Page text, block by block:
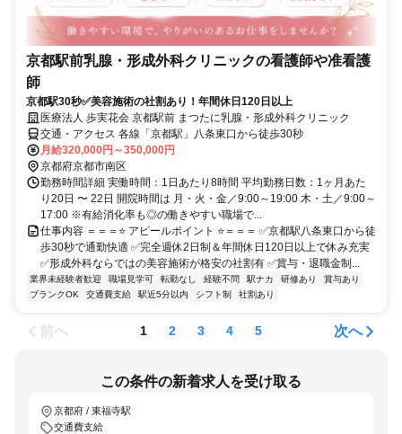
京都駅前乳腺・形成外科クリニックの看護師や准看護
師
京都駅30秒✅美容施術の社割あり！年間休日120日以上
医療法人 歩実花会 京都駅前 まつたに乳腺・形成外科クリニック
交通・アクセス 各線「京都駅」八条東口から徒歩30秒
月給320,000円～350,000円
京都府京都市南区
勤務時間詳細 実働時間：1日あたり8時間 平均勤務日数：1ヶ月あた
り20日 〜 22日 開院時間は 月・火・金／9:00～19:00 木・土／9:00～
17:00 ※有給消化率も◎の働きやすい職場で...
仕事内容 ＝＝＝⭐ アピールポイント ⭐＝＝＝ ✅京都駅八条東口から徒
歩30秒で通勤快適 ✅完全週休2日制＆年間休日120日以上で休み充実
✅形成外科ならではの美容施術が格安の社割有 ✅賞与・退職金制...
業界未経験者歓迎 職場見学可 転勤なし 経験不問 駅ナカ 研修あり
賞与あり
ブランクOK
交通費支給 駅近5分以内 シフト制 社割あり
前へ 1 2 3 4 5 次へ
この条件の新着求人を受け取る
京都府 / 東福寺駅
交通費支給